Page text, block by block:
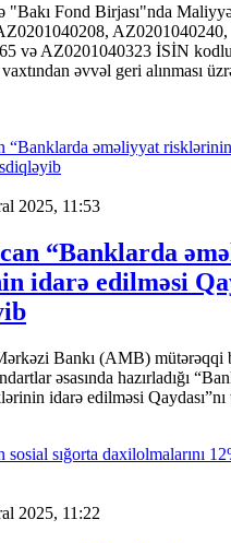
"Bakı Fond Birjası"nda
AZ0201040240,
və AZ0201040323 İSİN
əvvəl geri alınması
2025, 11:53
“Banklarda
idarə edilməsi
Bankı (AMB) mütərəqqi
əsasında hazırladığı
idarə edilməsi Qaydası”nı
2025, 11:22